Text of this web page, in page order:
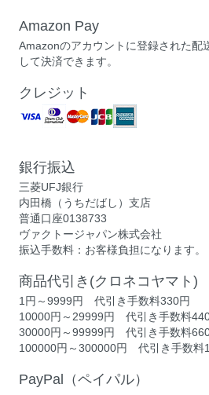
Amazon Pay
Amazonのアカウントに登録された配
して決済できます。
クレジット
銀行振込
三菱UFJ銀行
内田橋（うちだばし）支店
普通口座0138733
ヴァクトージャパン株式会社
振込手数料：お客様負担になります。
商品代引き(クロネコヤマト)
1円～9999円 代引き手数料330円
10000円～29999円 代引き手数料
30000円～99999円 代引き手数料
100000円～300000円 代引き手数料
PayPal（ペイパル）